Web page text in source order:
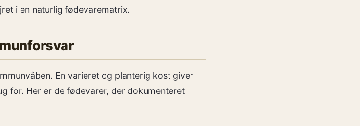
i en naturlig fødevarematrix.
En varieret og planterig kost giver
for. Her er de fødevarer, der dokumenteret